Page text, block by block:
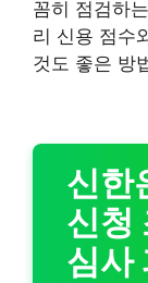
꼼히 점검하
리 신용 점수
것도 좋은 방
신한
신청
심사